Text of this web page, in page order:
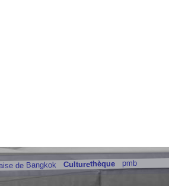
de Bangkok Culturethèque pmb